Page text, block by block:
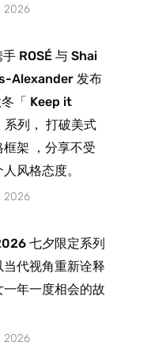
2026
手 ROSÉ 与 Shai
Alexander 发布
「 Keep it
系列， 打破美式
框架 ，分享不受
风格态度。
2026
七夕限定系列
当代视角重新诠释
一年一度相会的故
2026